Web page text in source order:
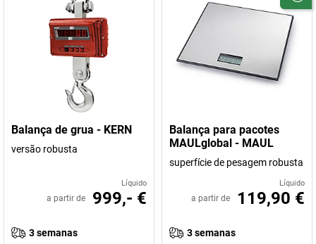
Balança de grua - KERN
versão robusta
Líquido
a partir de 999,- €
3 semanas
Balança para pacotes
MAULglobal - MAUL
superfície de pesagem robusta
Líquido
a partir de 119,90 €
3 semanas